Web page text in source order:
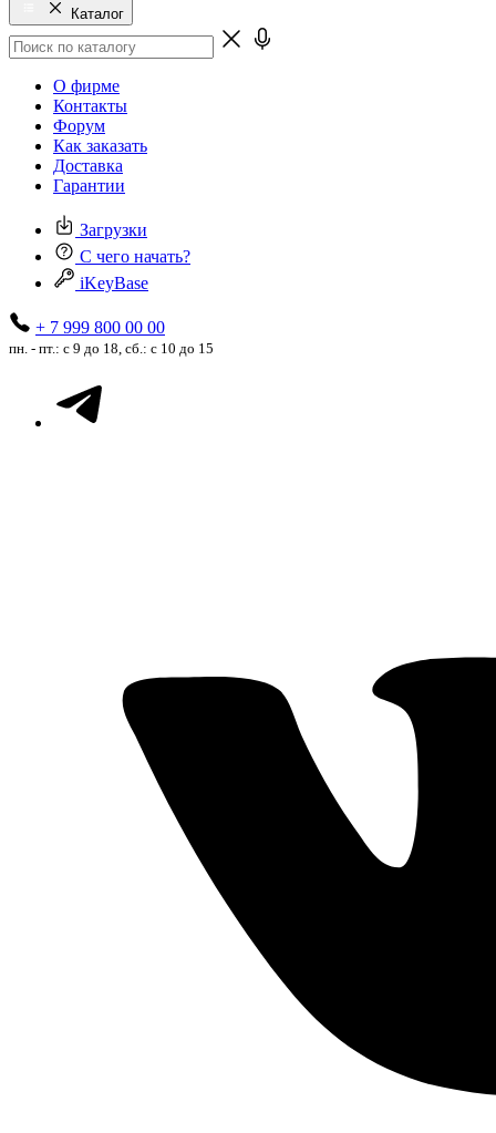
Каталог
О фирме
Контакты
Форум
Как заказать
Доставка
Гарантии
Загрузки
С чего начать?
iKeyBase
+ 7 999 800 00 00
пн. - пт.: с 9 до 18, сб.: с 10 до 15